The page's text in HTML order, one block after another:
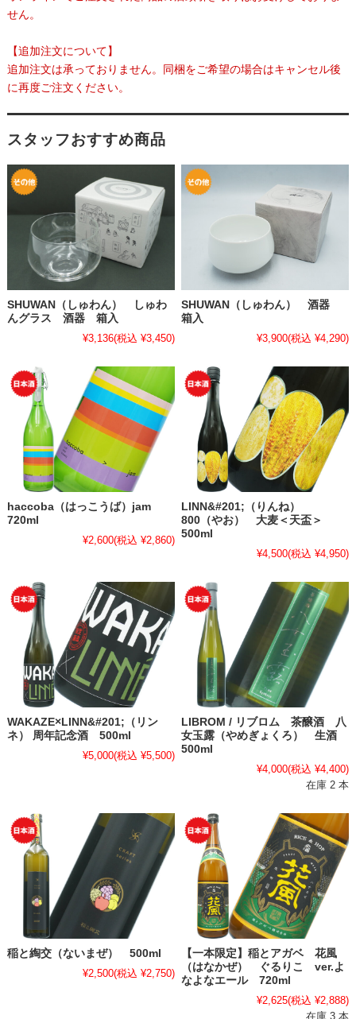
せん。
【追加注文について】
追加注文は承っておりません。同梱をご希望の場合はキャンセル後
に再度ご注文ください。
スタッフおすすめ商品
SHUWAN（しゅわん） しゅわ
んグラス 酒器 箱入
¥3,136(税込 ¥3,450)
SHUWAN（しゅわん） 酒器
箱入
¥3,900(税込 ¥4,290)
haccoba（はっこうば）jam
720ml
¥2,600(税込 ¥2,860)
LINN&#201;（りんね）
800（やお） 大麦＜天盃＞
500ml
¥4,500(税込 ¥4,950)
WAKAZE×LINN&#201;（リン
ネ） 周年記念酒 500ml
¥5,000(税込 ¥5,500)
LIBROM / リブロム 茶醸酒 八
女玉露（やめぎょくろ） 生酒
500ml
¥4,000(税込 ¥4,400)
在庫 2 本
稲と綯交（ないまぜ） 500ml
¥2,500(税込 ¥2,750)
【一本限定】稲とアガベ 花風
（はなかぜ） ぐるりこ ver.よ
なよなエール 720ml
¥2,625(税込 ¥2,888)
在庫 3 本